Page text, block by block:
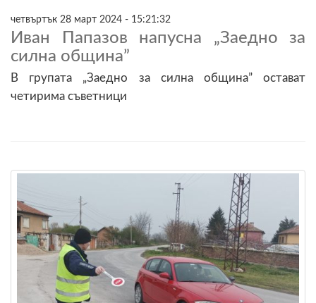
четвъртък 28 март 2024 - 15:21:32
Иван Папазов напусна „Заедно за
силна община”
В групата „Заедно за силна община” остават
четирима съветници